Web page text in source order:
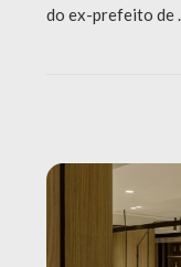
do ex-prefeito de …